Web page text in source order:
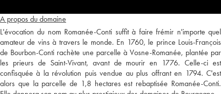
A propos du domaine
L'évocation du nom Romanée-Conti suffit à faire frémir n'importe quel
amateur de vins à travers le monde. En 1760, le prince Louis-François
de Bourbon-Conti rachète une parcelle à Vosne-Romanée, plantée par
les prieurs de Saint-Vivant, avant de mourir en 1776. Celle-ci est
confisquée à la révolution puis vendue au plus offrant en 1794. C'est
alors que la parcelle de 1,8 hectares est rebaptisée Romanée-Conti.